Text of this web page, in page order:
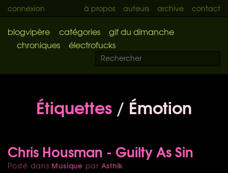
connexion à propos auteurs archive contact
blogvipère catégories
gif du dimanche
chroniques
électrofucks
Étiquettes / Émotion
Chris Housman - Guilty As Sin
Posté dans Musique par Asthik